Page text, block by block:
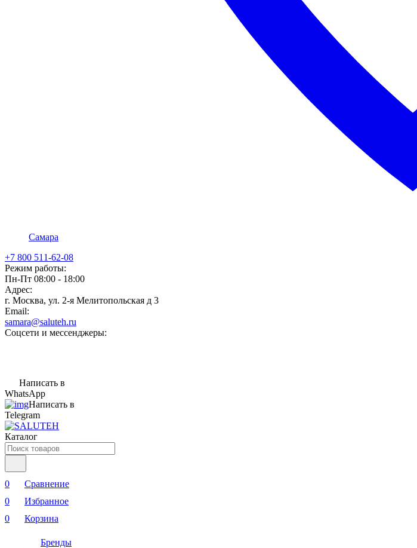
Самара
+7 800 511-62-08
Режим работы:
Пн-Пт 08:00 - 18:00
Адрес:
г. Москва, ул. 2-я Мелитопольская д 3
Email:
samara@saluteh.ru
Соцсети и мессенджеры:
Написать в
WhatsApp
Написать в
Telegram
Каталог
0
Сравнение
0
Избранное
0
Корзина
Бренды